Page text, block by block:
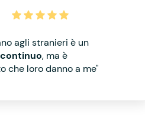
agli stranieri è un
, ma è
che loro danno a me"